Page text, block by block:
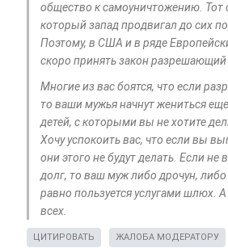
общество к самоуничтожению. Тот
который запад продвигал до сих
Поэтому, в США и в ряде
скоро принять закон
Многие из вас боятся, что если
то ваши мужья начнут жениться
детей, с которыми вы не хотите
Хочу успокоить вас, что если вы
они этого не будут делать. Если не
долг, то ваш муж либо дрочун,
равно пользуется услугами шлюх.
всех.
ЦИТИРОВАТЬ ЖАЛОБА МОДЕРАТОРУ